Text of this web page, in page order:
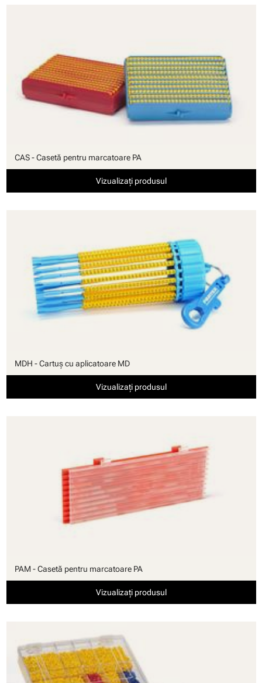
CAS - Casetă pentru marcatoare PA
Vizualizați produsul
MDH - Cartuş cu aplicatoare MD
Vizualizați produsul
PAM - Casetă pentru marcatoare PA
Vizualizați produsul